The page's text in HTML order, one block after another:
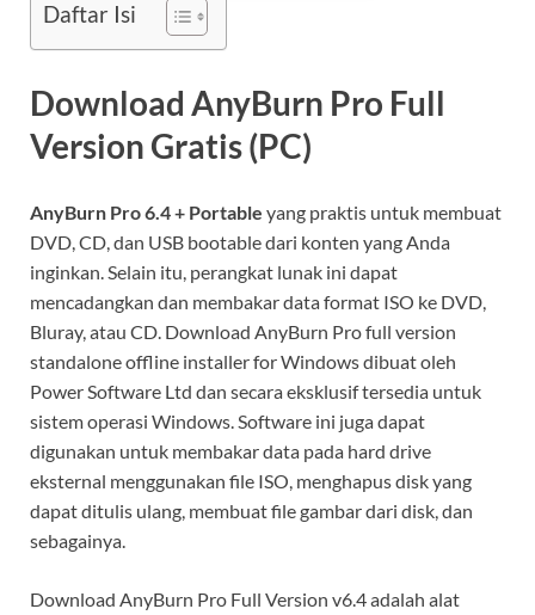
Daftar Isi
Download AnyBurn Pro Full
Version Gratis (PC)
AnyBurn Pro 6.4 + Portable yang praktis untuk membuat
DVD, CD, dan USB bootable dari konten yang Anda
inginkan. Selain itu, perangkat lunak ini dapat
mencadangkan dan membakar data format ISO ke DVD,
Bluray, atau CD. Download AnyBurn Pro full version
standalone offline installer for Windows dibuat oleh
Power Software Ltd dan secara eksklusif tersedia untuk
sistem operasi Windows. Software ini juga dapat
digunakan untuk membakar data pada hard drive
eksternal menggunakan file ISO, menghapus disk yang
dapat ditulis ulang, membuat file gambar dari disk, dan
sebagainya.
Download AnyBurn Pro Full Version v6.4 adalah alat